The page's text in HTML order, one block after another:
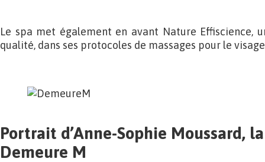
Le spa met également en avant Nature Effiscience,
qualité, dans ses protocoles de massages pour le
Portrait d’Anne-Sophie Moussard,
Demeure M